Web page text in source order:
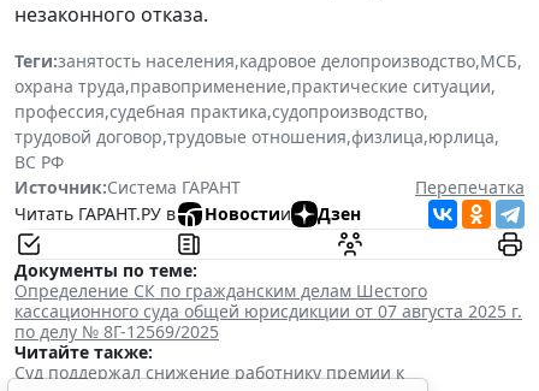
незаконного отказа.
Теги:занятость населения,кадровое делопроизводство,МСБ,
охрана труда,правоприменение,практические ситуации,
профессия,судебная практика,судопроизводство,
трудовой договор,трудовые отношения,физлица,юрлица,
ВС РФ
Источник:Система ГАРАНТ
Перепечатка
Читать ГАРАНТ.РУ в
Новостии Дзен
Документы по теме:
Определение СК по гражданским делам Шестого
кассационного суда общей юрисдикции от 07 августа 2025 г.
по делу № 8Г-12569/2025
Читайте также:
Суд поддержал снижение работнику премии к